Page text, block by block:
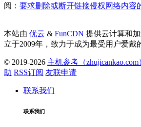
阅： 要求删除或断开链接侵权网络内容
本站由 优云 & FunCDN 提供云计算和
立于2009年，致力于成为最受用户爱戴
© 2019-2026 主机参考（zhujicankao.com
助 RSS订阅 友联申请
联系我们
联系我们